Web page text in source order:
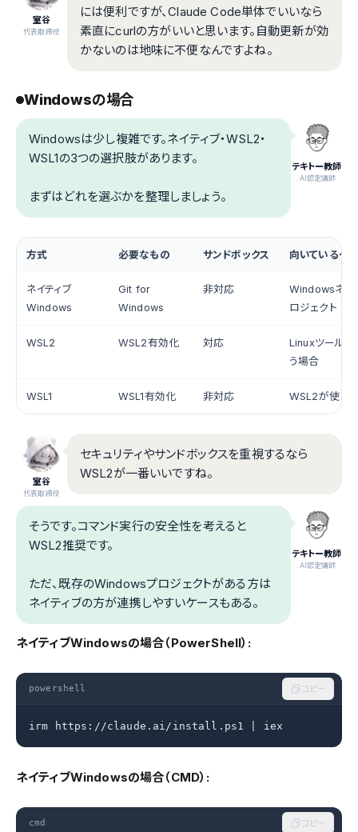
室谷
代表取締役
には便利ですが、Claude Code単体でいいなら
素直にcurlの方がいいと思います。自動更新が効
かないのは地味に不便なんですよね。
Windowsの場合
テキトー教師
.AI認定講師
Windowsは少し複雑です。ネイティブ・WSL2・
WSL1の3つの選択肢があります。
まずはどれを選ぶかを整理しましょう。
方式 必要なもの サンドボックス 向いているケ
ネイティブ
Windows
Git for
Windows
非対応
Windowsネイ
ロジェクト
WSL2 WSL2有効化 対応
Linuxツールチ
う場合
WSL1 WSL1有効化 非対応 WSL2が使え
室谷
代表取締役
セキュリティやサンドボックスを重視するなら
WSL2が一番いいですね。
テキトー教師
.AI認定講師
そうです。コマンド実行の安全性を考えると
WSL2推奨です。
ただ、既存のWindowsプロジェクトがある方は
ネイティブの方が連携しやすいケースもある。
ネイティブWindowsの場合（PowerShell）:
powershell コピー
irm https://claude.ai/install.ps1 | iex
ネイティブWindowsの場合（CMD）:
cmd コピー